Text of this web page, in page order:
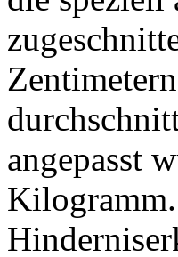
angepasst